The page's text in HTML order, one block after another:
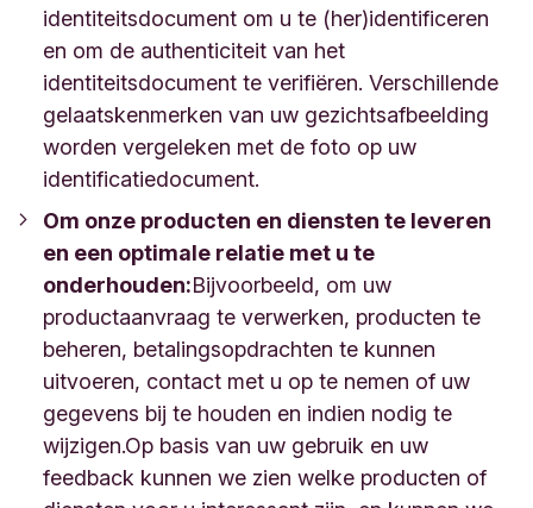
identiteitsdocument om u te (her)identificeren
en om de authenticiteit van het
identiteitsdocument te verifiëren. Verschillende
gelaatskenmerken van uw gezichtsafbeelding
worden vergeleken met de foto op uw
identificatiedocument.
Om onze producten en diensten te leveren
en een optimale relatie met u te
onderhouden:Bijvoorbeeld, om uw
productaanvraag te verwerken, producten te
beheren, betalingsopdrachten te kunnen
uitvoeren, contact met u op te nemen of uw
gegevens bij te houden en indien nodig te
wijzigen.Op basis van uw gebruik en uw
feedback kunnen we zien welke producten of